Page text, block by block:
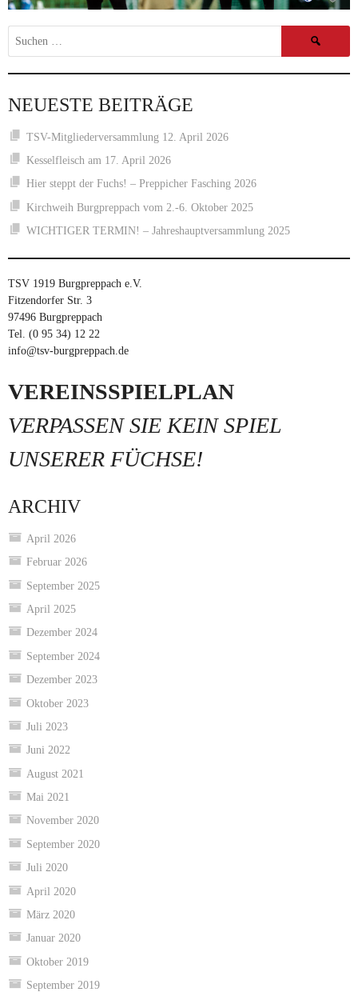
NEUESTE BEITRÄGE
TSV-Mitgliederversammlung 12. April 2026
Kesselfleisch am 17. April 2026
Hier steppt der Fuchs! – Preppicher Fasching 2026
Kirchweih Burgpreppach vom 2.-6. Oktober 2025
WICHTIGER TERMIN! – Jahreshauptversammlung 2025
TSV 1919 Burgpreppach e.V.
Fitzendorfer Str. 3
97496 Burgpreppach
Tel. (0 95 34) 12 22
info@tsv-burgpreppach.de
VEREINSSPIELPLAN
VERPASSEN SIE KEIN SPIEL
UNSERER FÜCHSE!
ARCHIV
April 2026
Februar 2026
September 2025
April 2025
Dezember 2024
September 2024
Dezember 2023
Oktober 2023
Juli 2023
Juni 2022
August 2021
Mai 2021
November 2020
September 2020
Juli 2020
April 2020
März 2020
Januar 2020
Oktober 2019
September 2019